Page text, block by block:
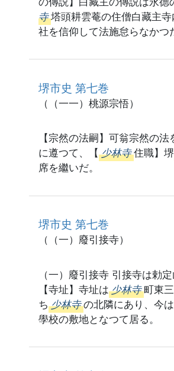
寺 塔頭耕雲菴の住僧白藏主
社を信仰して法施怠らなかつ
堺市史 第七巻
（（一一）桃源宗悟）
【宗然の法嗣】可翁宗然の法
に遵つて、【 少林寺 住職】堺
席を繼いだ。
堺市史 第七巻
（（一）廢引接寺）
（一）廢引接寺 引接寺は勅定
【寺址】寺址は 少林寺 町東
ち 少林寺 の北隣にあり、今
學校の敷地となつて居る。